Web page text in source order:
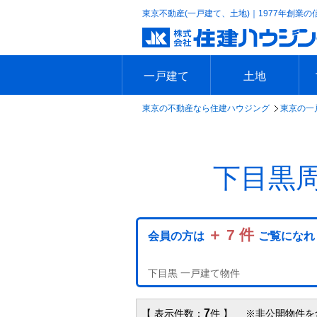
東京不動産(一戸建て、土地)｜1977年創業の
一戸建て
エリアで探す
沿線で探す
新築一戸建て
中古一戸建て
本日の新着物件
今週の新着物件
土地
エリアで探す
沿線で探す
本日の新着物件
今週の新着物件
東京の不動産なら住建ハウジング 東京の一
下目黒
会員の方は ＋ 7 件 ご覧にな
下目黒 一戸建て物件
【 表示件数： 7件 】 ※非公開物件